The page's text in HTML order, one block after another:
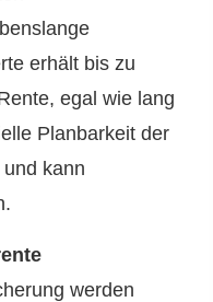
erhält bis zu
egal wie lang
Planbarkeit der
kann
werden